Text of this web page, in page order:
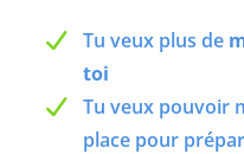
Tu veux plus de
toi
Tu veux pouvoir
place pour